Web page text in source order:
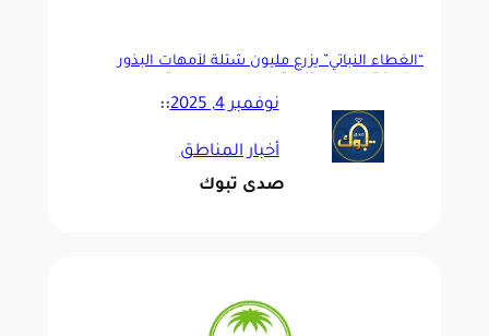
“الغطاء النباتي” يزرع مليون شتلة لأمهات البذور
نوفمبر 4, 2025 ::
أخبار المناطق
صدى تبوك